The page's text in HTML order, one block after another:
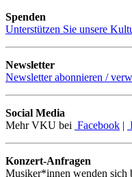
Spenden
Unterstützen Sie unsere
Newsletter
Newsletter abonnieren /
Social Media
Mehr VKU bei Facebook |
Konzert-Anfragen
Musiker*innen wenden sich